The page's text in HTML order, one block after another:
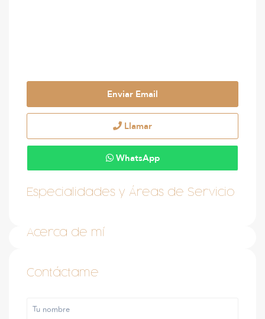
Enviar Email
Llamar
WhatsApp
Especialidades y Áreas de Servicio
Acerca de mí
Contáctame